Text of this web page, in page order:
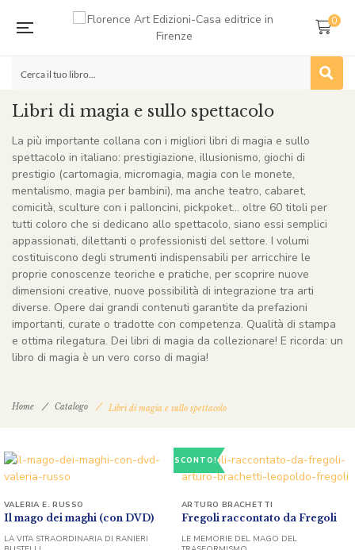
0
Libri di magia e sullo spettacolo
La più importante collana con i migliori libri di magia e sullo
spettacolo in italiano: prestigiazione, illusionismo, giochi di
prestigio (cartomagia, micromagia, magia con le monete,
mentalismo, magia per bambini), ma anche teatro, cabaret,
comicità, sculture con i palloncini, pickpoket… oltre 60 titoli per
tutti coloro che si dedicano allo spettacolo, siano essi semplici
appassionati, dilettanti o professionisti del settore. I volumi
costituiscono degli strumenti indispensabili per arricchire le
proprie conoscenze teoriche e pratiche, per scoprire nuove
dimensioni creative, nuove possibilità di integrazione tra arti
diverse. Opere dai grandi contenuti garantite da prefazioni
importanti, curate o tradotte con competenza. Qualità di stampa
e ottima rilegatura. Dei libri di magia da collezionare! E ricorda: un
libro di magia è un vero corso di magia!
Home Catalogo Libri di magia e sullo spettacolo
Il mago dei maghi (con DVD)
VALERIA E. RUSSO
LA VITA STRAORDINARIA DI RANIERI
SCONTO!
Fregoli raccontato da Fregoli
ARTURO BRACHETTI
LE MEMORIE DEL MAGO DEL